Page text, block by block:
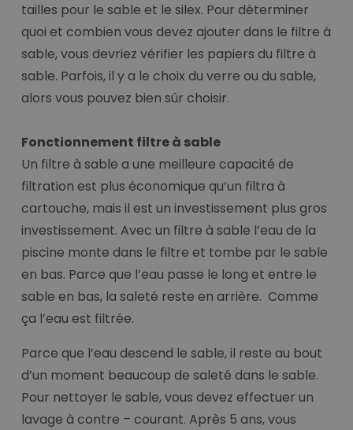
tailles pour le sable et le silex. Pour déterminer
quoi et combien vous devez ajouter dans le filtre à
sable, vous devriez vérifier les papiers du filtre à
sable. Parfois, il y a le choix du verre ou du sable,
alors vous pouvez bien sûr choisir.
Fonctionnement filtre à sable
Un filtre à sable a une meilleure capacité de
filtration est plus économique qu’un filtra à
cartouche, mais il est un investissement plus gros
investissement. Avec un filtre à sable l’eau de la
piscine monte dans le filtre et tombe par le sable
en bas. Parce que l’eau passe le long et entre le
sable en bas, la saleté reste en arrière. Comme
ça l’eau est filtrée.
Parce que l’eau descend le sable, il reste au bout
d’un moment beaucoup de saleté dans le sable.
Pour nettoyer le sable, vous devez effectuer un
lavage à contre – courant. Après 5 ans, vous